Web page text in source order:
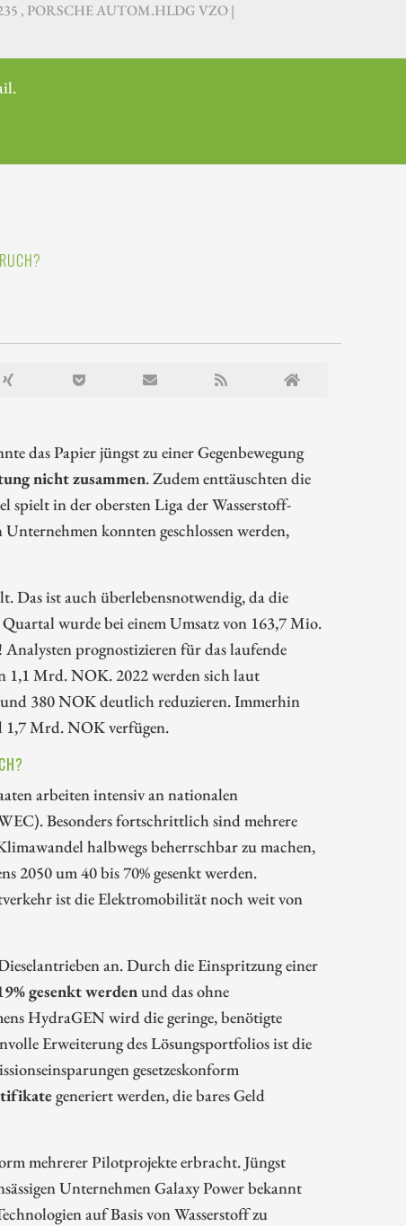
, PORSCHE AUTOM.HLDG VZO |
das Papier jüngst zu einer Gegenbewegung
nicht zusammen. Zudem enttäuschten die
in der obersten Liga der Wasserstoff-
konnten geschlossen werden,
Das ist auch überlebensnotwendig, da die
wurde bei einem Umsatz von 163,7 Mio.
prognostizieren für das laufende
1,1 Mrd. NOK. 2022 werden sich laut
380 NOK deutlich reduzieren. Immerhin
1,7 Mrd. NOK verfügen.
arbeiten intensiv an nationalen
Besonders fortschrittlich sind mehrere
halbwegs beherrschbar zu machen,
2050 um 40 bis 70% gesenkt werden.
ist die Elektromobilität noch weit von
an. Durch die Einspritzung einer
gesenkt werdenund das ohne
HydraGEN wird die geringe, benötigte
Erweiterung des Lösungsportfolios ist die
gesetzeskonform
generiert werden, die bares Geld
mehrerer Pilotprojekte erbracht. Jüngst
Unternehmen Galaxy Power bekannt
auf Basis von Wasserstoff zu